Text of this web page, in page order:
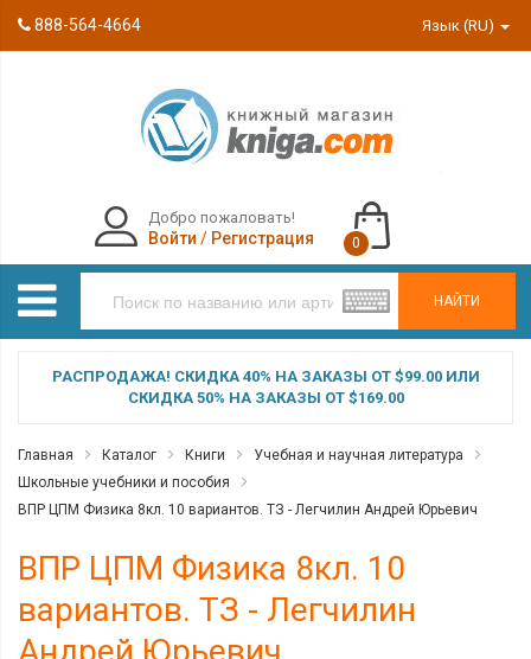
888-564-4664 Язык (RU)
НАЙТИ
Добро пожаловать!
Войти / Регистрация 0
РАСПРОДАЖА! СКИДКА 40% НА ЗАКАЗЫ ОТ $99.00 ИЛИ
СКИДКА 50% НА ЗАКАЗЫ ОТ $169.00
Главная Каталог Книги
Учебная и научная литература
Школьные учебники и пособия
ВПР ЦПМ Физика 8кл. 10 вариантов. ТЗ - Легчилин Андрей Юрьевич
ВПР ЦПМ Физика 8кл. 10
вариантов. ТЗ - Легчилин